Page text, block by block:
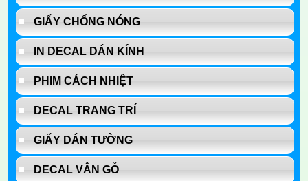
GIẤY CHỐNG NÓNG
IN DECAL DÁN KÍNH
PHIM CÁCH NHIỆT
DECAL TRANG TRÍ
GIẤY DÁN TƯỜNG
DECAL VÂN GỖ